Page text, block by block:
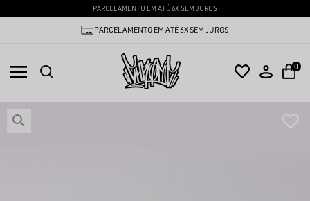
PARCELAMENTO EM ATÉ 6X SEM JUROS
PARCELAMENTO EM ATÉ 6X SEM JUROS
0